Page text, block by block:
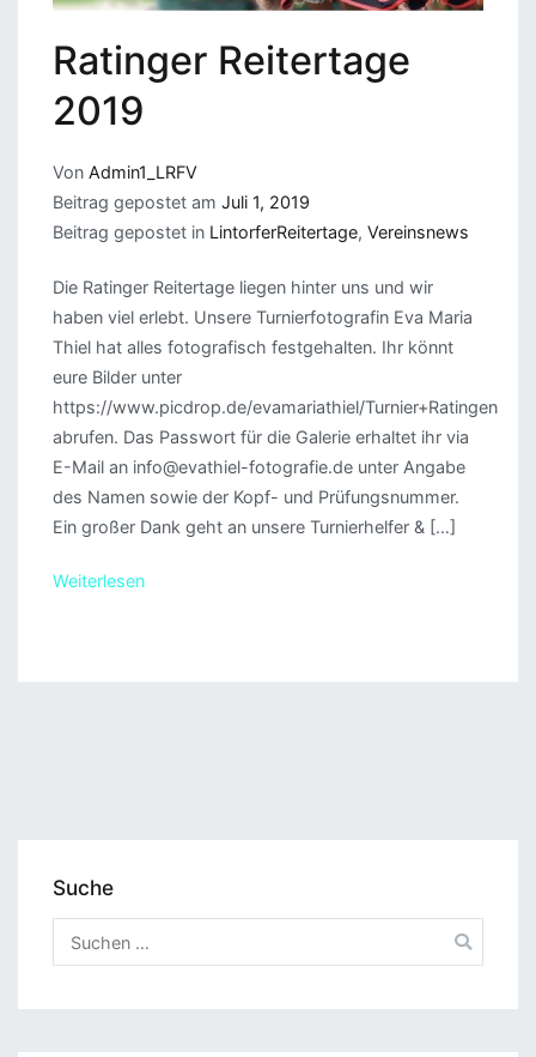
Ratinger Reitertage
2019
Von Admin1_LRFV
Beitrag gepostet am Juli 1, 2019
Beitrag gepostet in LintorferReitertage, Vereinsnews
Die Ratinger Reitertage liegen hinter uns und wir
haben viel erlebt. Unsere Turnierfotografin Eva Maria
Thiel hat alles fotografisch festgehalten. Ihr könnt
eure Bilder unter
https://www.picdrop.de/evamariathiel/Turnier+Ratingen
abrufen. Das Passwort für die Galerie erhaltet ihr via
E-Mail an info@evathiel-fotografie.de unter Angabe
des Namen sowie der Kopf- und Prüfungsnummer.
Ein großer Dank geht an unsere Turnierhelfer & […]
Weiterlesen
Suche
Suchen
nach: